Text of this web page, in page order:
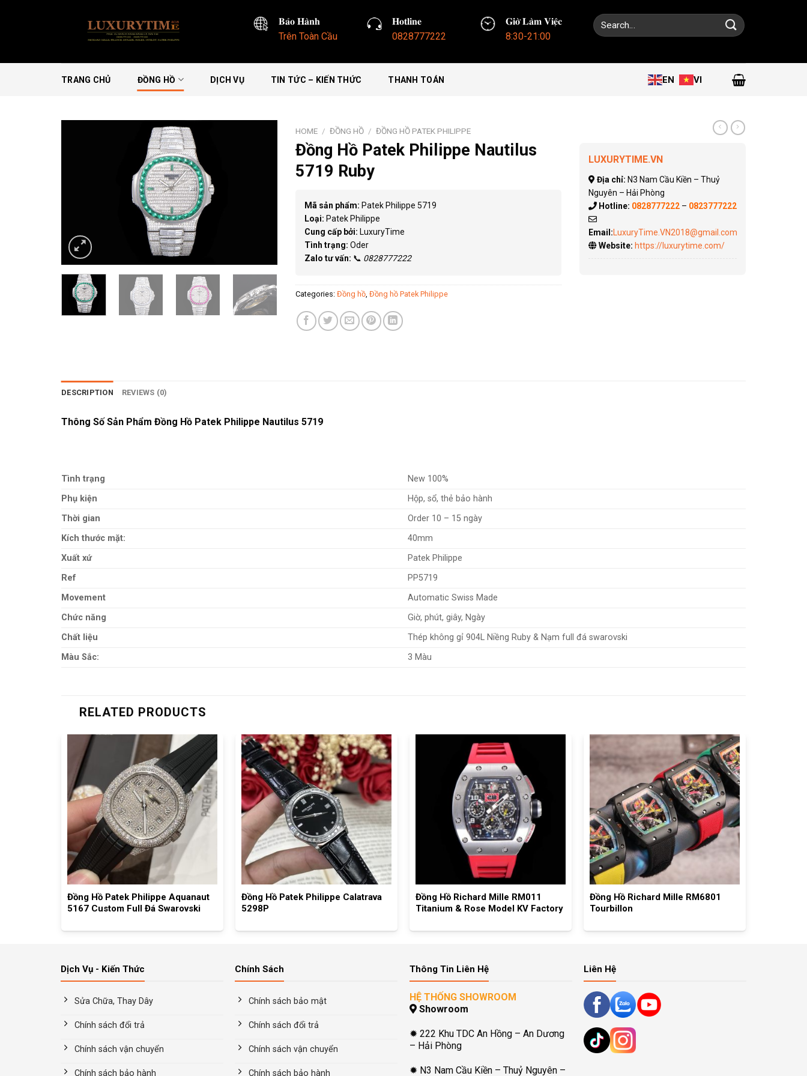
𝐁𝐚̉𝐨 𝐇𝐚̀𝐧𝐡
Trên Toàn Cầu
𝐇𝐨𝐭𝐥𝐢𝐧𝐞
0828777222
𝐆𝐢𝐨̛̀ 𝐋𝐚̀𝐦 𝐕𝐢𝐞̣̂𝐜
8:30-21:00
Search
for:
TRANG CHỦ ĐỒNG HỒ DỊCH VỤ TIN TỨC – KIẾN THỨC THANH TOÁN EN VI
HOME / ĐỒNG HỒ / ĐỒNG HỒ PATEK PHILIPPE
Đồng Hồ Patek Philippe Nautilus
5719 Ruby
Mã sản phẩm: Patek Philippe 5719
Loại: Patek Philippe
Cung cấp bởi: LuxuryTime
Tình trạng: Oder
Zalo tư vấn: 📞 0828777222
Categories: Đồng hồ, Đồng hồ Patek Philippe
LUXURYTIME.VN
Địa chỉ: N3 Nam Cầu Kiền – Thuỷ
Nguyên – Hải Phòng
Hotline: 0828777222– 0823777222
Email: LuxuryTime.VN2018@gmail.com
Website: https://luxurytime.com/
DESCRIPTION REVIEWS (0)
Thông Số Sản Phẩm Đồng Hồ Patek Philippe Nautilus 5719
Tình trạng
New 100%
Phụ kiện
Hộp, sổ, thẻ bảo hành
Thời gian
Order 10 – 15 ngày
Kích thước mặt:
40mm
Xuất xứ
Patek Philippe
Ref
PP5719
Movement
Automatic Swiss Made
Chức năng
Giờ, phút, giây, Ngày
Chất liệu
Thép không gỉ 904L Niềng Ruby & Nạm full đá swarovski
Màu Sắc:
3 Màu
RELATED PRODUCTS
Đồng Hồ Patek Philippe Aquanaut
5167 Custom Full Đá Swarovski
Đồng Hồ Patek Philippe Calatrava
5298P
Đồng Hồ Richard Mille RM011
Titanium & Rose Model KV Factory
Đồng Hồ Richard Mille RM6801
Tourbillon
Dịch Vụ - Kiến Thức
Sửa Chữa, Thay Dây
Chính sách đổi trả
Chính sách vận chuyển
Chính sách bảo hành
Chính Sách
Chính sách bảo mật
Chính sách đổi trả
Chính sách vận chuyển
Chính sách bảo hành
Thông Tin Liên Hệ
HỆ THỐNG SHOWROOM
Showroom
✹ 222 Khu TDC An Hồng – An Dương
– Hải Phòng
✹ N3 Nam Cầu Kiền – Thuỷ Nguyên –
Liên Hệ